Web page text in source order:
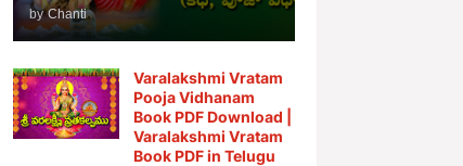
by Chanti
Varalakshmi Vratam
Pooja Vidhanam
Book PDF Download |
Varalakshmi Vratam
Book PDF in Telugu